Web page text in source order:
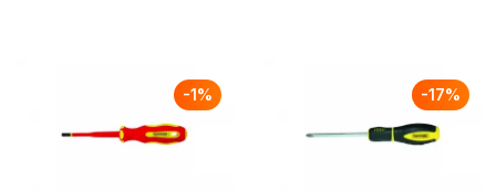
-1% -17%